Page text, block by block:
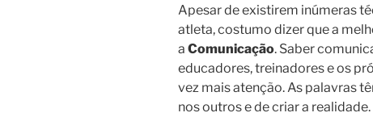
Apesar de existirem inúmeras
atleta, costumo dizer que a
a Comunicação. Saber
educadores, treinadores e os
vez mais atenção. As palavras
nos outros e de criar a realidade.